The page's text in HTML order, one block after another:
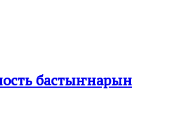
бастыҥнарын